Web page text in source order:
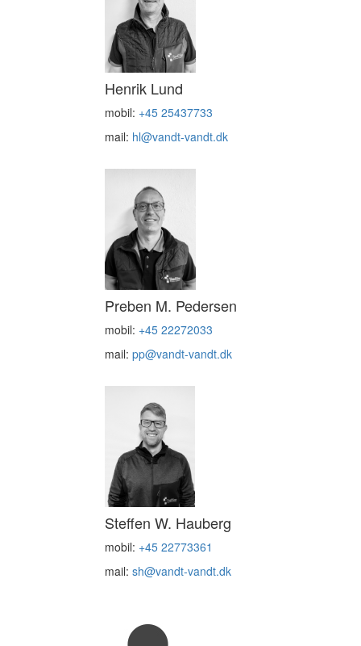
Henrik Lund
mobil: +45 25437733
mail: hl@vandt-vandt.dk
Preben M. Pedersen
mobil: +45 22272033
mail: pp@vandt-vandt.dk
Steffen W. Hauberg
mobil: +45 22773361
mail: sh@vandt-vandt.dk